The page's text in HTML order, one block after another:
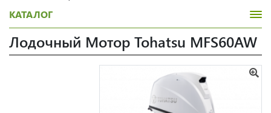
КАТАЛОГ
Лодочный Мотор Tohatsu MFS60AW